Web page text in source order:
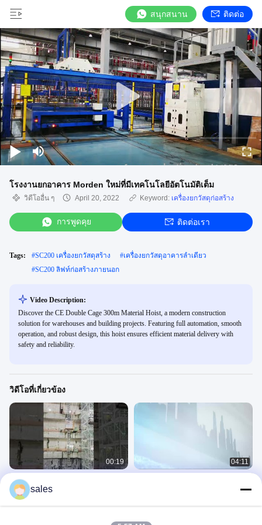
สนุกสนาน ติดต่อ
โรงงานยกอาคาร Morden ใหม่ที่มีเทคโนโลยีอัตโนมัติเต็ม
วิดีโออื่น ๆ April 20, 2022 Keyword: เครื่องยกวัสดุก่อสร้าง
การพูดคุย ติดต่อเรา
Tags: #SC200 เครื่องยกวัสดุสร้าง #เครื่องยกวัสดุอาคารลําเดียว
#SC200 ลิฟท์ก่อสร้างภายนอก
Video Description:
Discover the CE Double Cage 300m Material Hoist, a modern construction
solution for warehouses and building projects. Featuring full automation, smooth
operation, and robust design, this hoist ensures efficient material delivery with
safety and reliability.
วิดีโอที่เกี่ยวข้อง
00:19
รอกก่อสร้างแบบ Top Down สำหรับ
โครงการอุโมงค์ในสิงคโปร์
รอกอาคาร
04:11
โดยสารและอุปกรณ์ยกพร้อมเครื่องปรับ
sales